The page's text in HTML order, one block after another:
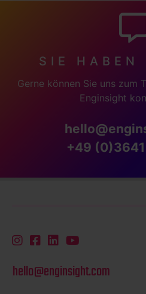
SIE HABEN
Gerne können Sie uns zum
Enginsight
+49
hello@enginsight.com